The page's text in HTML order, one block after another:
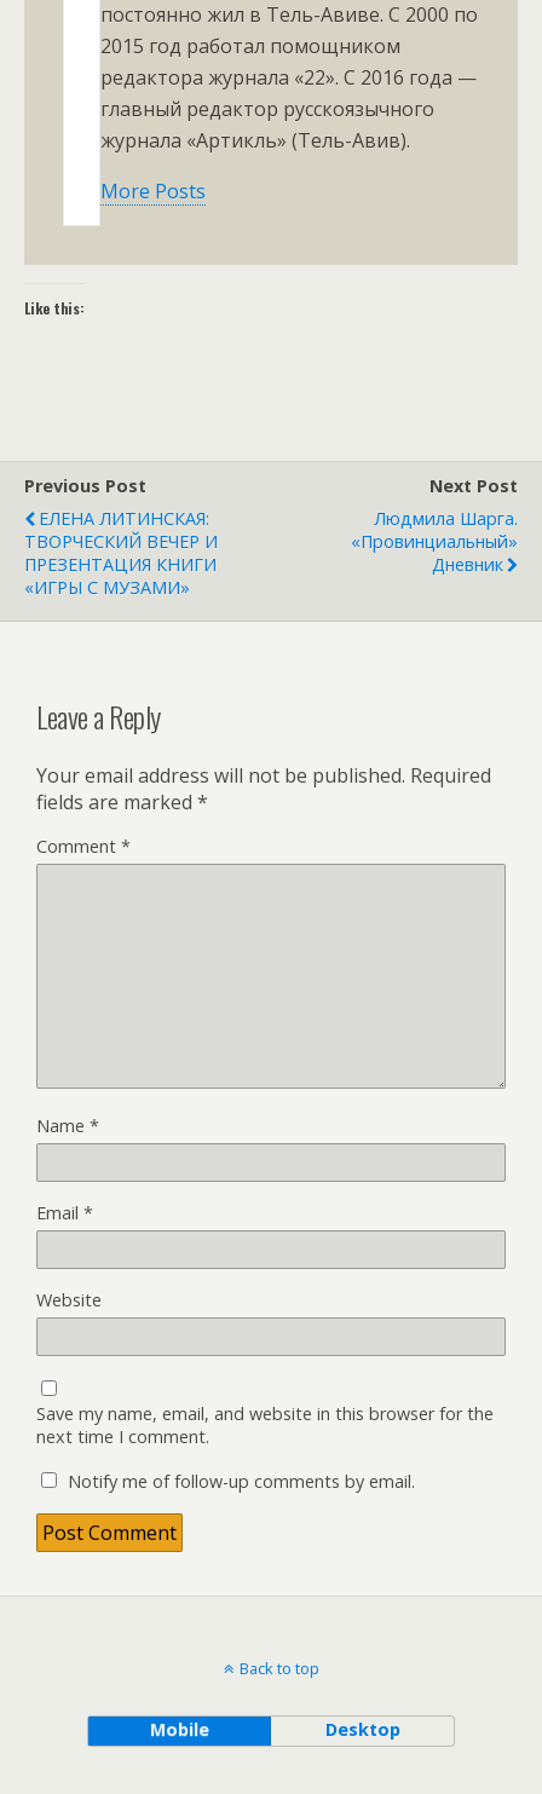
постоянно жил в Тель-Авиве. С 2000 по
2015 год работал помощником
редактора журнала «22». С 2016 года —
главный редактор русскоязычного
журнала «Артикль» (Тель-Авив).
More Posts
Like this:
Previous Post
ЕЛЕНА ЛИТИНСКАЯ:
ТВОРЧЕСКИЙ ВЕЧЕР И
ПРЕЗЕНТАЦИЯ КНИГИ
«ИГРЫ С МУЗАМИ»
Next Post
Людмила Шарга.
«Провинциальный»
Дневник
Leave a Reply
Your email address will not be published. Required
fields are marked *
Comment *
Name *
Email *
Website
Save my name, email, and website in this browser for the
next time I comment.
Notify me of follow-up comments by email.
Back to top
Mobile Desktop